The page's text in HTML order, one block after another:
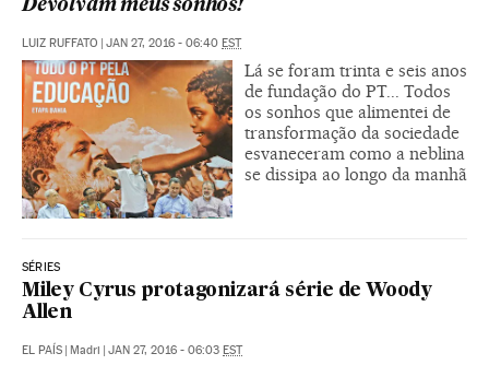
Devolvam meus sonhos!
LUIZ RUFFATO | JAN 27, 2016 - 06:40 EST
Lá se foram trinta e seis anos
de fundação do PT... Todos
os sonhos que alimentei de
transformação da sociedade
esvaneceram como a neblina
se dissipa ao longo da manhã
SÉRIES
Miley Cyrus protagonizará série de Woody
Allen
EL PAÍS | Madri | JAN 27, 2016 - 06:03 EST